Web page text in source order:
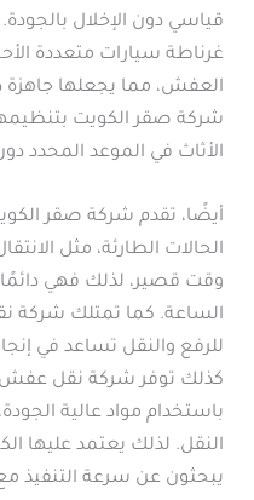
قياسي دون الإخلال
غرناطة سيارات متعددة
العفش، مما يجعلها جاهزة
شركة صقر الكويت
الأثاث في الموعد المحدد
أيضًا، تقدم شركة صقر
الحالات الطارئة، مثل
وقت قصير، لذلك فهي دائمًا
الساعة. كما تمتلك شركة
للرفع والنقل تساعد في
كذلك توفر شركة نقل عفش
باستخدام مواد عالية
النقل. لذلك يعتمد عليها
يبحثون عن سرعة التنفيذ